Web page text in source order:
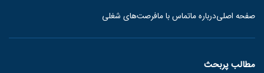
صفحه اصلیدرباره ماتماس با مافرصت‌های شغلی
مطالب پربحث